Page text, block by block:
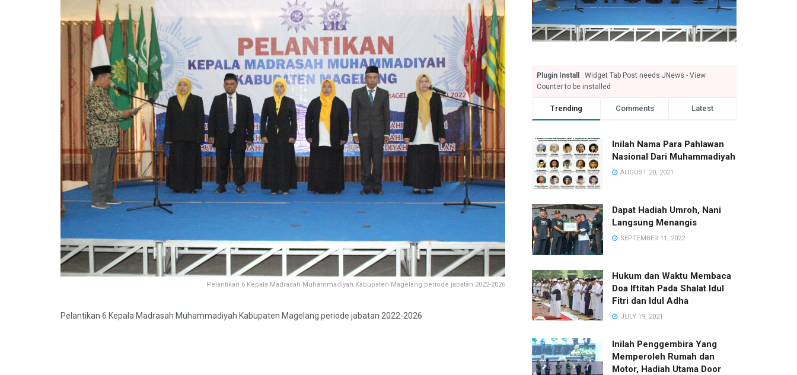
Pelantikan 6 Kepala Madrasah Muhammadiyah Kabupaten Magelang periode jabatan 2022-2026
Pelantikan 6 Kepala Madrasah Muhammadiyah Kabupaten Magelang periode jabatan 2022-2026
Plugin Install
: Widget Tab Post needs JNews - View
Counter to be installed
Trending Comments Latest
Inilah Nama Para Pahlawan
Nasional Dari Muhammadiyah
AUGUST 20, 2021
Dapat Hadiah Umroh, Nani
Langsung Menangis
SEPTEMBER 11, 2022
Hukum dan Waktu Membaca
Doa Iftitah Pada Shalat Idul
Fitri dan Idul Adha
JULY 19, 2021
Inilah Penggembira Yang
Memperoleh Rumah dan
Motor, Hadiah Utama Door